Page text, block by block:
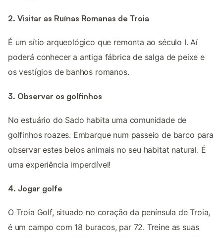
2. Visitar as Ruínas Romanas de Troia
É um sítio arqueológico que remonta ao século I. Aí
poderá conhecer a antiga fábrica de salga de peixe e
os vestígios de banhos romanos.
3. Observar os golfinhos
No estuário do Sado habita uma comunidade de
golfinhos roazes. Embarque num passeio de barco para
observar estes belos animais no seu habitat natural. É
uma experiência imperdível!
4. Jogar golfe
O Troia Golf, situado no coração da península de Troia,
é um campo com 18 buracos, par 72. Treine as suas